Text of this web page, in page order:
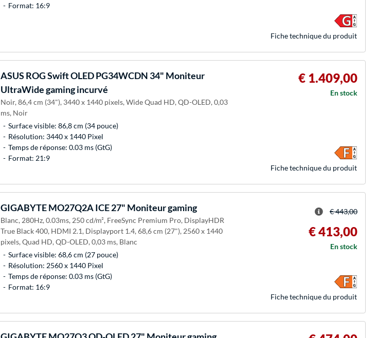
Format: 16:9
Fiche technique du produit
ASUS ROG Swift OLED PG34WCDN 34" Moniteur
UltraWide gaming incurvé
Noir, 86,4 cm (34"), 3440 x 1440 pixels, Wide Quad HD, QD-OLED, 0,03
ms, Noir
Surface visible: 86,8 cm (34 pouce)
Résolution: 3440 x 1440 Pixel
Temps de réponse: 0.03 ms (GtG)
Format: 21:9
€ 1.409,00
En stock
Fiche technique du produit
GIGABYTEMO27Q2A ICE 27" Moniteur gaming
Blanc, 280Hz, 0.03ms, 250 cd/m², FreeSync Premium Pro, DisplayHDR
True Black 400, HDMI 2.1, Displayport 1.4, 68,6 cm (27"), 2560 x 1440
pixels, Quad HD, QD-OLED, 0,03 ms, Blanc
Surface visible: 68,6 cm (27 pouce)
Résolution: 2560 x 1440 Pixel
Temps de réponse: 0.03 ms (GtG)
Format: 16:9
€ 443,00
€ 413,00
En stock
Fiche technique du produit